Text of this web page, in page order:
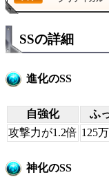
SSの詳細
進化のSS
自強化
ふ
攻撃力が1.2倍 125
神化のSS